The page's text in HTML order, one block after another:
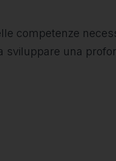
competenze
una